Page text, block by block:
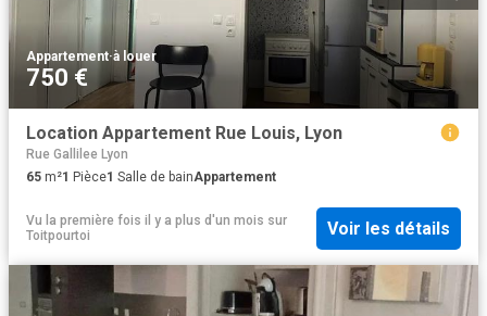
Appartement·à louer
750 €
Location Appartement Rue Louis, Lyon
Rue Gallilee Lyon
65 m²1 Pièce1 Salle de bainAppartement
Vu la première fois il y a plus d'un mois sur
Toitpourtoi
Voir les détails